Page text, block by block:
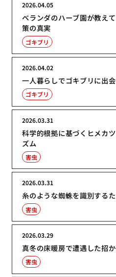
ベランダのハーブ園が教え
策の真実
2026.04.05
ゴキブリ
一人暮らしでゴキブリに出
2026.04.02
ゴキブリ
科学的根拠に基づくヒメカ
ズム
2026.03.31
害虫
糸のような蜘蛛を識別する
2026.03.31
害虫
真冬の床暖房で遭遇した招
2026.03.29
害虫